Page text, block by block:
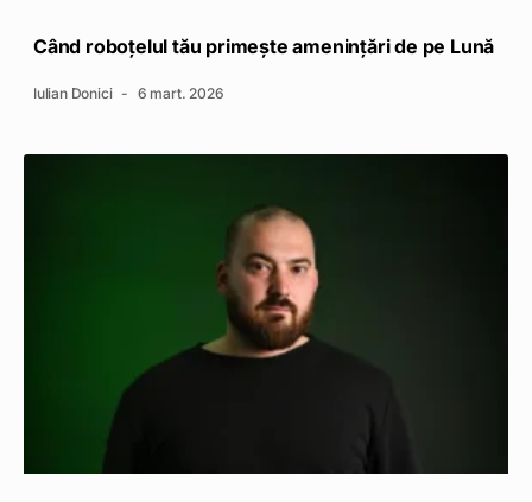
Când roboțelul tău primește amenințări de pe Lună
Iulian Donici 6 mart. 2026